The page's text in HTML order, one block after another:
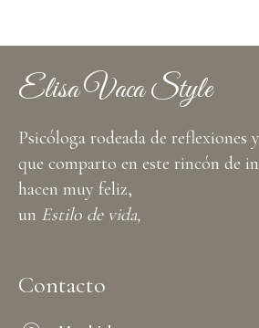
Elisa Vaca Style
Psicóloga rodeada de reflexiones
que comparto en este rincón de
hacen muy feliz,
un Estilo de vida,
Contacto